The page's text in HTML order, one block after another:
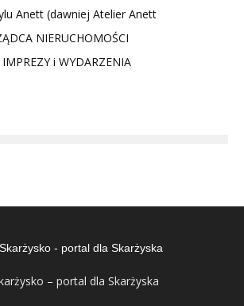
Anett (dawniej Atelier Anett
NIERUCHOMOŚCI
i WYDARZENIA
– portal dla Skarżyska